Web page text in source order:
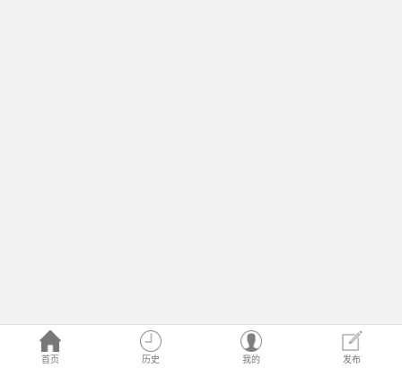
首页 历史 我的 发布